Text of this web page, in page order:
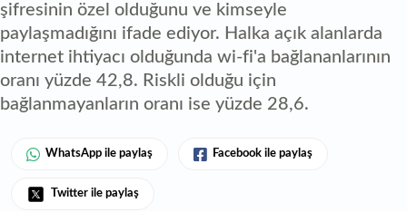
şifresinin özel olduğunu ve kimseyle
paylaşmadığını ifade ediyor. Halka açık alanlarda
internet ihtiyacı olduğunda wi-fi'a bağlananlarının
oranı yüzde 42,8. Riskli olduğu için
bağlanmayanların oranı ise yüzde 28,6.
WhatsApp ile paylaş Facebook ile paylaş
Twitter ile paylaş